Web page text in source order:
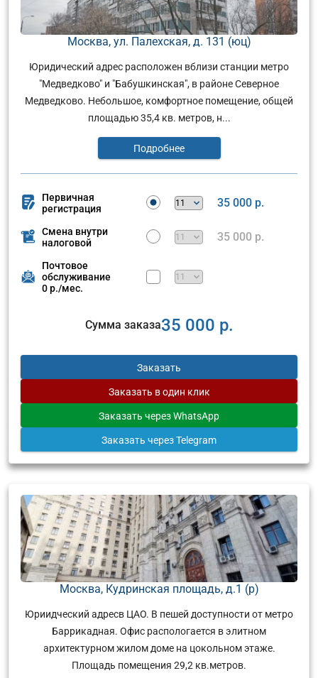
Москва, ул. Палехская, д. 131 (юц)
Юридический адрес расположен вблизи станции метро
"Медведково" и "Бабушкинская", в районе Северное
Медведково. Небольшое, комфортное помещение, общей
площадью 35,4 кв. метров, н...
Подробнее
Первичная
регистрация
35 000 р.
Смена внутри
налоговой
35 000 р.
Почтовое
обслуживание
0 р./мес.
Сумма заказа35 000 р.
Заказать
Заказать в один клик
Заказать через WhatsApp
Заказать через Telegram
Москва, Кудринская площадь, д.1 (р)
Юриидческий адресв ЦАО. В пешей доступности от метро
Баррикадная. Офис распологается в элитном
архитектурном жилом доме на цокольном этаже.
Площадь помещения 29,2 кв.метров.